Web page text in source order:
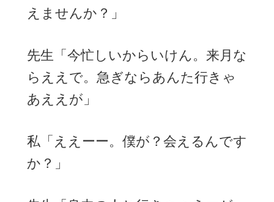
えませんか？」
先生「今忙しいからいけん。来月な
らええで。急ぎならあんた行きゃ
あええが」
私「ええーー。僕が？会えるんです
か？」